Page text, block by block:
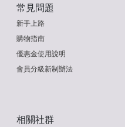
常見問題
新手上路
購物指南
優惠金使用說明
會員分級新制辦法
相關社群